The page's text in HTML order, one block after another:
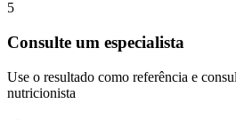
5
Consulte um especialista
Use o resultado como referência e
nutricionista